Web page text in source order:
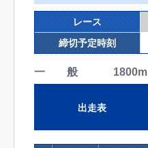
レース
締切予定時刻
一 般 1800m
出走表